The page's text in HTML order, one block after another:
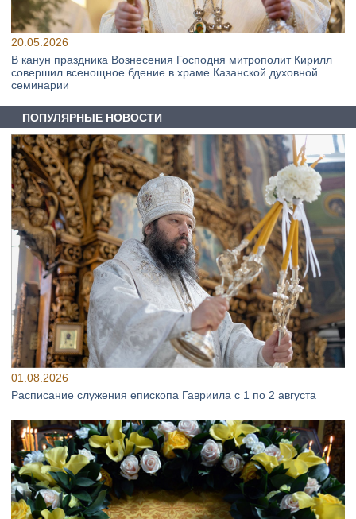
20.05.2026
В канун праздника Вознесения Господня митрополит Кирилл
совершил всенощное бдение в храме Казанской духовной
семинарии
ПОПУЛЯРНЫЕ НОВОСТИ
01.08.2026
Расписание служения епископа Гавриила с 1 по 2 августа